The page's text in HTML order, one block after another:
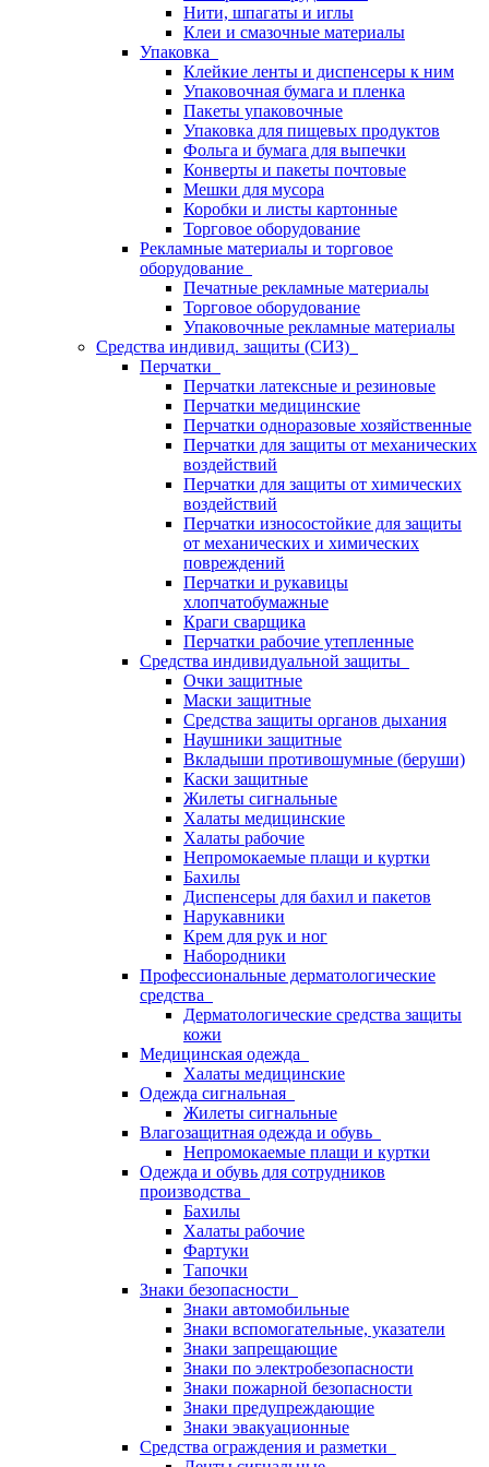
Нити, шпагаты и иглы
Клеи и смазочные материалы
Упаковка
Клейкие ленты и диспенсеры к ним
Упаковочная бумага и пленка
Пакеты упаковочные
Упаковка для пищевых продуктов
Фольга и бумага для выпечки
Конверты и пакеты почтовые
Мешки для мусора
Коробки и листы картонные
Торговое оборудование
Рекламные материалы и торговое
оборудование
Печатные рекламные материалы
Торговое оборудование
Упаковочные рекламные материалы
Средства индивид. защиты (СИЗ)
Перчатки
Перчатки латексные и резиновые
Перчатки медицинские
Перчатки одноразовые хозяйственные
Перчатки для защиты от механических
воздействий
Перчатки для защиты от химических
воздействий
Перчатки износостойкие для защиты
от механических и химических
повреждений
Перчатки и рукавицы
хлопчатобумажные
Краги сварщика
Перчатки рабочие утепленные
Средства индивидуальной защиты
Очки защитные
Маски защитные
Средства защиты органов дыхания
Наушники защитные
Вкладыши противошумные (беруши)
Каски защитные
Жилеты сигнальные
Халаты медицинские
Халаты рабочие
Непромокаемые плащи и куртки
Бахилы
Диспенсеры для бахил и пакетов
Нарукавники
Крем для рук и ног
Набородники
Профессиональные дерматологические
средства
Дерматологические средства защиты
кожи
Медицинская одежда
Халаты медицинские
Одежда сигнальная
Жилеты сигнальные
Влагозащитная одежда и обувь
Непромокаемые плащи и куртки
Одежда и обувь для сотрудников
производства
Бахилы
Халаты рабочие
Фартуки
Тапочки
Знаки безопасности
Знаки автомобильные
Знаки вспомогательные, указатели
Знаки запрещающие
Знаки по электробезопасности
Знаки пожарной безопасности
Знаки предупреждающие
Знаки эвакуационные
Средства ограждения и разметки